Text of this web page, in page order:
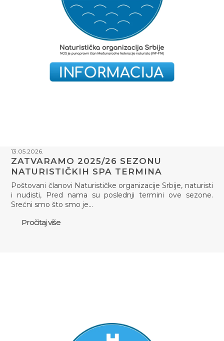
13.05.2026.
ZATVARAMO 2025/26 SEZONU
NATURISTIČKIH SPA TERMINA
Poštovani članovi Naturističke organizacije Srbije, naturisti
i nudisti, Pred nama su poslednji termini ove sezone.
Srećni smo što smo je…
Pročitaj više